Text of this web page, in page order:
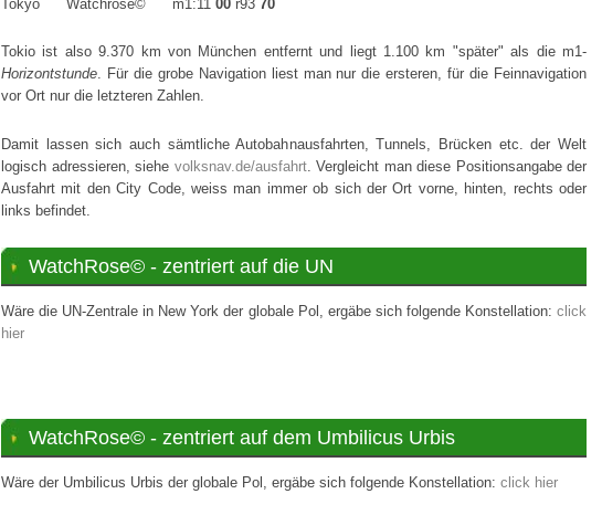
Tokyo Watchrose© m1:11 00 r93 70
Tokio ist also 9.370 km von München entfernt und liegt 1.100 km "später" als die m1-
Horizontstunde. Für die grobe Navigation liest man nur die ersteren, für die Feinnavigation
vor Ort nur die letzteren Zahlen.
Damit lassen sich auch sämtliche Autobahnausfahrten, Tunnels, Brücken etc. der Welt
logisch adressieren, siehe volksnav.de/ausfahrt. Vergleicht man diese Positionsangabe der
Ausfahrt mit den City Code, weiss man immer ob sich der Ort vorne, hinten, rechts oder
links befindet.
WatchRose© - zentriert auf die UN
Wäre die UN-Zentrale in New York der globale Pol, ergäbe sich folgende Konstellation: click
hier
WatchRose© - zentriert auf dem Umbilicus Urbis
Wäre der Umbilicus Urbis der globale Pol, ergäbe sich folgende Konstellation: click hier